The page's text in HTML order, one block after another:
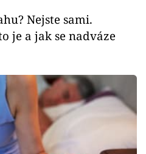
Nejste sami.
je a jak se nadváze